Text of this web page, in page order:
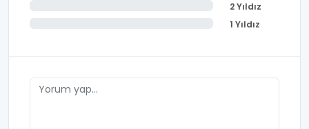
2 Yıldız
1 Yıldız